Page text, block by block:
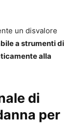
Law
riviste.
di
di vari enti, tra
di Roma.
di
marchi e
un disvalore
a strumenti di
alla
di
per